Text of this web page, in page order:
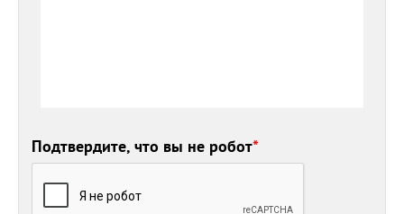
Подтвердите, что вы не робот*